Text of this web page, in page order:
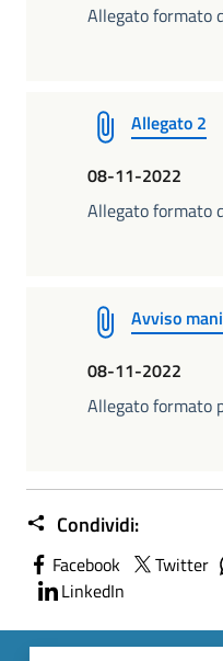
Allegato formato
Allegato 2
08-11-2022
Allegato formato
Avviso
08-11-2022
Allegato formato
Condividi:
Facebook Twitter
LinkedIn